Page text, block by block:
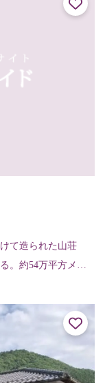
て造られた山荘
。約54万平方メー